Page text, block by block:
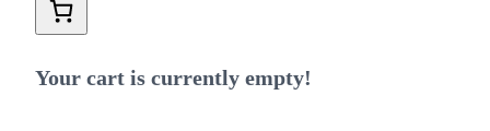
Your cart is currently empty!